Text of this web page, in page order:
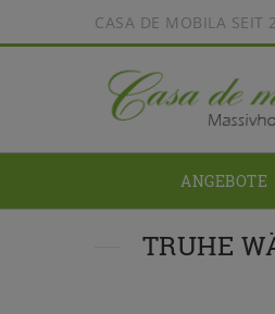
CASA DE MOBILA SEIT
ANGEBOTE
TRUHE